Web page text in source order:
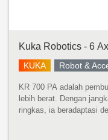
Kuka Robotics - 6
KUKA Robot &
KR 700 PA adalah
lebih berat. Dengan
ringkas, ia beradaptasi